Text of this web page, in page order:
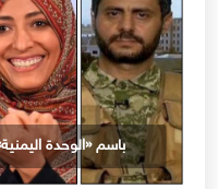
باسم «الوحدة